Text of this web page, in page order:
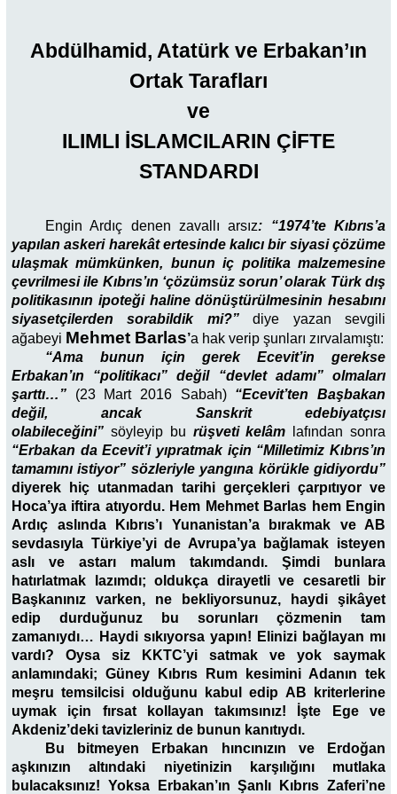
Abdülhamid, Atatürk ve Erbakan’ın
Ortak Tarafları
ve
ILIMLI İSLAMCILARIN ÇİFTE
STANDARDI
Engin Ardıç denen zavallı arsız: “1974’te Kıbrıs’a
yapılan askeri harekât ertesinde kalıcı bir siyasi çözüme
ulaşmak mümkünken, bunun iç politika malzemesine
çevrilmesi ile Kıbrıs’ın ‘çözümsüz sorun’ olarak Türk dış
politikasının ipoteği haline dönüştürülmesinin hesabını
siyasetçilerden sorabildik mi?”diye yazan sevgili
ağabeyi Mehmet Barlas’a hak verip şunları zırvalamıştı:
“Ama bunun için gerek Ecevit’in gerekse
Erbakan’ın “politikacı” değil “devlet adamı” olmaları
şarttı…” (23 Mart 2016 Sabah) “Ecevit’ten Başbakan
değil, ancak Sanskrit edebiyatçısı
olabileceğini” söyleyip bu rüşveti kelâm lafından sonra
“Erbakan da Ecevit’i yıpratmak için “Milletimiz Kıbrıs’ın
tamamını istiyor” sözleriyle yangına körükle gidiyordu”
diyerek hiç utanmadan tarihi gerçekleri çarpıtıyor ve
Hoca’ya iftira atıyordu. Hem Mehmet Barlas hem Engin
Ardıç aslında Kıbrıs’ı Yunanistan’a bırakmak ve AB
sevdasıyla Türkiye’yi de Avrupa’ya bağlamak isteyen
aslı ve astarı malum takımdandı. Şimdi bunlara
hatırlatmak lazımdı; oldukça dirayetli ve cesaretli bir
Başkanınız varken, ne bekliyorsunuz, haydi şikâyet
edip durduğunuz bu sorunları çözmenin tam
zamanıydı… Haydi sıkıyorsa yapın! Elinizi bağlayan mı
vardı? Oysa siz KKTC’yi satmak ve yok saymak
anlamındaki; Güney Kıbrıs Rum kesimini Adanın tek
meşru temsilcisi olduğunu kabul edip AB kriterlerine
uymak için fırsat kollayan takımsınız! İşte Ege ve
Akdeniz’deki tavizleriniz de bunun kanıtıydı.
Bu bitmeyen Erbakan hıncınızın ve Erdoğan
aşkınızın altındaki niyetinizin karşılığını mutlaka
bulacaksınız! Yoksa Erbakan’ın Şanlı Kıbrıs Zaferi’ne